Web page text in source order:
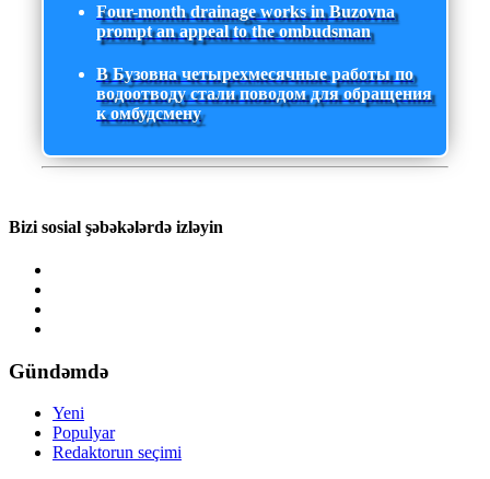
Four-month drainage works in Buzovna
prompt an appeal to the ombudsman
В Бузовна четырехмесячные работы по
водоотводу стали поводом для обращения
к омбудсмену
Bizi sosial şəbəkələrdə izləyin
Gündəmdə
Yeni
Populyar
Redaktorun seçimi